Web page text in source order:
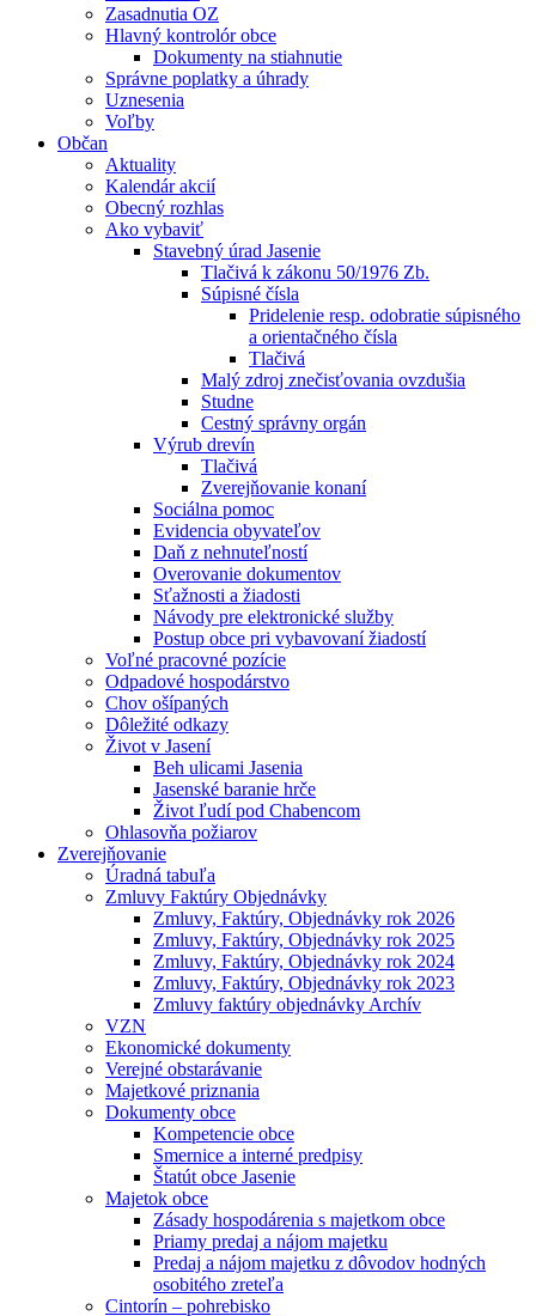
Zasadnutia OZ
Hlavný kontrolór obce
Dokumenty na stiahnutie
Správne poplatky a úhrady
Uznesenia
Voľby
Občan
Aktuality
Kalendár akcií
Obecný rozhlas
Ako vybaviť
Stavebný úrad Jasenie
Tlačivá k zákonu 50/1976 Zb.
Súpisné čísla
Pridelenie resp. odobratie súpisného
a orientačného čísla
Tlačivá
Malý zdroj znečisťovania ovzdušia
Studne
Cestný správny orgán
Výrub drevín
Tlačivá
Zverejňovanie konaní
Sociálna pomoc
Evidencia obyvateľov
Daň z nehnuteľností
Overovanie dokumentov
Sťažnosti a žiadosti
Návody pre elektronické služby
Postup obce pri vybavovaní žiadostí
Voľné pracovné pozície
Odpadové hospodárstvo
Chov ošípaných
Dôležité odkazy
Život v Jasení
Beh ulicami Jasenia
Jasenské baranie hrče
Život ľudí pod Chabencom
Ohlasovňa požiarov
Zverejňovanie
Úradná tabuľa
Zmluvy Faktúry Objednávky
Zmluvy, Faktúry, Objednávky rok 2026
Zmluvy, Faktúry, Objednávky rok 2025
Zmluvy, Faktúry, Objednávky rok 2024
Zmluvy, Faktúry, Objednávky rok 2023
Zmluvy faktúry objednávky Archív
VZN
Ekonomické dokumenty
Verejné obstarávanie
Majetkové priznania
Dokumenty obce
Kompetencie obce
Smernice a interné predpisy
Štatút obce Jasenie
Majetok obce
Zásady hospodárenia s majetkom obce
Priamy predaj a nájom majetku
Predaj a nájom majetku z dôvodov hodných
osobitého zreteľa
Cintorín – pohrebisko